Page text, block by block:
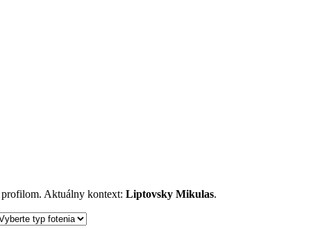
Aktuálny kontext: Liptovsky Mikulas.